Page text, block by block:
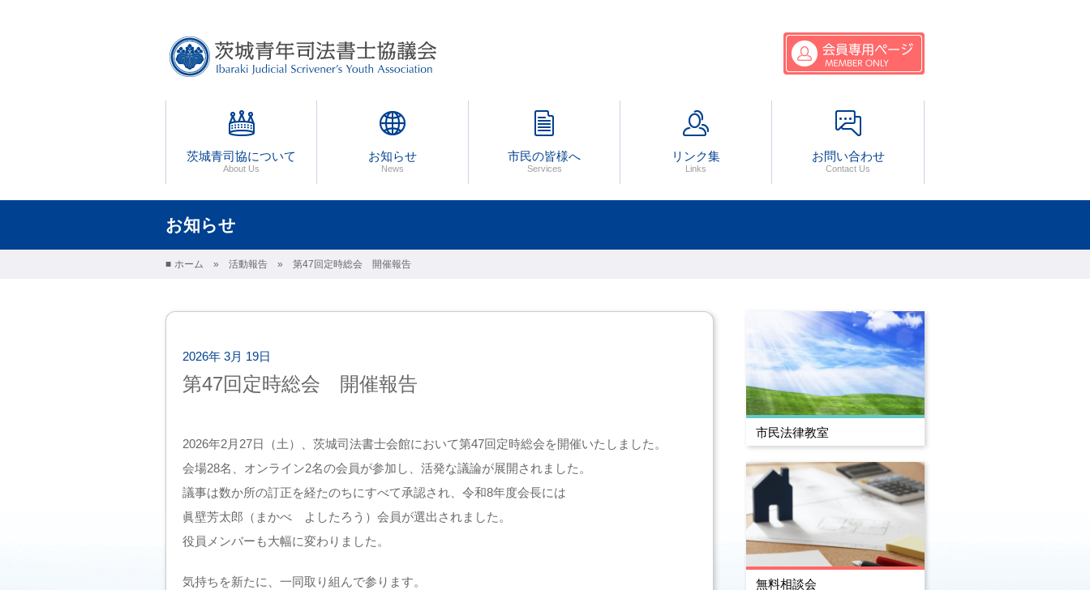
茨城青司協について お知らせ 市民の皆様へ リンク集 お問い合わせ
お知らせ
ホーム 活動報告 第47回定時総会 開催報告
2026年 3月 19日
第47回定時総会 開催報告
2026年2月27日（土）、茨城司法書士会館において第47回定時総会を開催いたしました。
会場28名、オンライン2名の会員が参加し、活発な議論が展開されました。
議事は数か所の訂正を経たのちにすべて承認され、令和8年度会長には
眞壁芳太郎（まかべ よしたろう）会員が選出されました。
役員メンバーも大幅に変わりました。
気持ちを新たに、一同取り組んで参ります。
市民法律教室
無料相談会